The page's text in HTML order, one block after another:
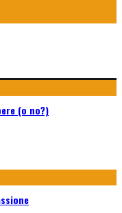
(o no?)